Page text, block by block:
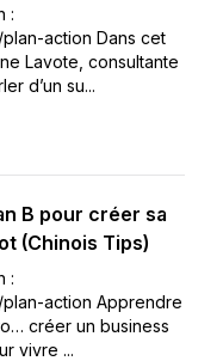
:
action Dans cet
Lavote, consultante
d’un su...
B pour créer sa
(Chinois Tips)
:
action Apprendre
créer un business
vivre ...